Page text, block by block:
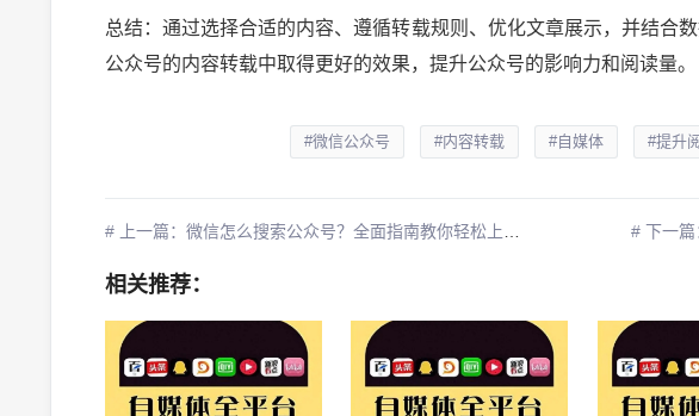
总结：通过选择合适的内容、遵循转载规则、优化文章展示，并结合
公众号的内容转载中取得更好的效果，提升公众号的影响力和阅读量。
#微信公众号 #内容转载 #自媒体 #提升
# 上一篇：微信怎么搜索公众号？全面指南教你轻松上手！
相关推荐：